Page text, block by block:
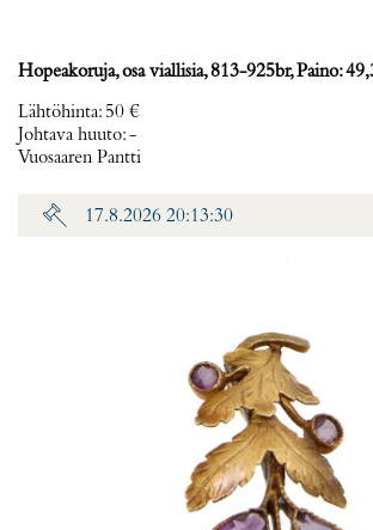
Hopeakoruja, osa viallisia, 813-925br, Paino:
Lähtöhinta: 50 €
Johtava huuto:-
Vuosaaren Pantti
17.8.2026 20:13:30